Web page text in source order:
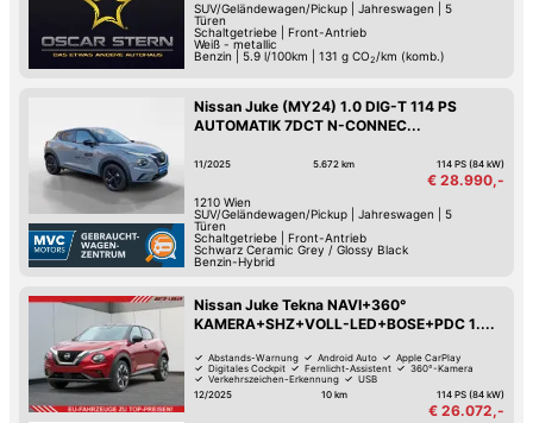
SUV/Geländewagen/Pickup| Jahreswagen
5
Türen
Schaltgetriebe|
Front-Antrieb
Weiß - metallic
Benzin
5.9 l/100km 131 g CO2/km (komb.)
Nissan Juke (MY24) 1.0 DIG-T 114 PS
AUTOMATIK 7DCT N-CONNEC...
11/2025 5.672 km 114 PS (84 kW)
€ 28.990,-
1210 Wien
SUV/Geländewagen/Pickup| Jahreswagen
5
Türen
Schaltgetriebe| Front-Antrieb
Schwarz Ceramic Grey / Glossy Black
Benzin-Hybrid
Nissan Juke Tekna NAVI+360°
KAMERA+SHZ+VOLL-LED+BOSE+PDC 1....
Abstands-Warnung Android Auto
Apple CarPlay
Digitales Cockpit
Fernlicht-Assistent
360°-Kamera
Verkehrszeichen-Erkennung
USB
12/2025
10 km 114 PS (84 kW)
€ 26.072,-